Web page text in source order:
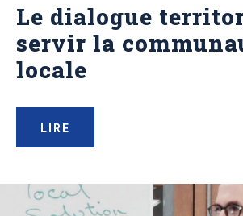
Le dialogue
servir la
locale
LIRE